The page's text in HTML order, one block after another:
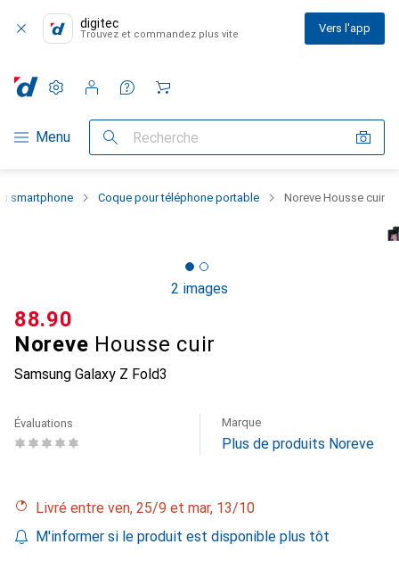
digitec
Trouvez et commandez plus vite Vers l'app
Navigation par catégorie
Menu Recherche
Paramètres
Compte client
Listes de comparaison
Listes d'envies
Panier
smartphone Coque pour téléphone portable Noreve Housse cuir
2 images
Noreve Housse cuir
Samsung Galaxy Z Fold3
CHF
88.90
Évaluations Marque
Plus de produits Noreve
Livré entre ven, 25/9 et mar, 13/10
M'informer si le produit est disponible plus tôt